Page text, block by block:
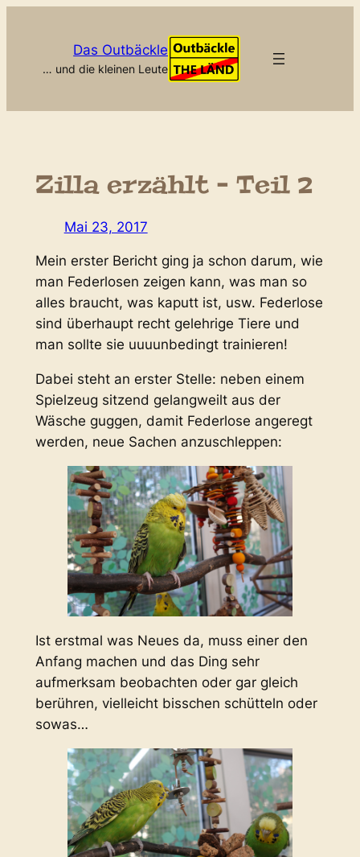
Das Outbäckle
… und die kleinen Leute
Zilla erzählt – Teil 2
Mai 23, 2017
Mein erster Bericht ging ja schon darum, wie
man Federlosen zeigen kann, was man so
alles braucht, was kaputt ist, usw. Federlose
sind überhaupt recht gelehrige Tiere und
man sollte sie uuuunbedingt trainieren!
Dabei steht an erster Stelle: neben einem
Spielzeug sitzend gelangweilt aus der
Wäsche guggen, damit Federlose angeregt
werden, neue Sachen anzuschleppen:
Ist erstmal was Neues da, muss einer den
Anfang machen und das Ding sehr
aufmerksam beobachten oder gar gleich
berühren, vielleicht bisschen schütteln oder
sowas…